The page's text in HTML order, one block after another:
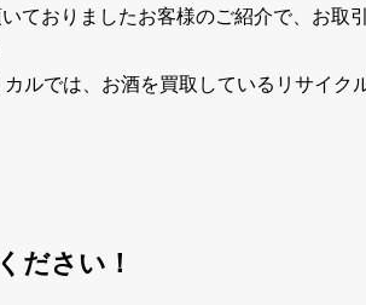
ておりましたお客様のご紹介で、お取
ルでは、お酒を買取しているリサイク
ださい！